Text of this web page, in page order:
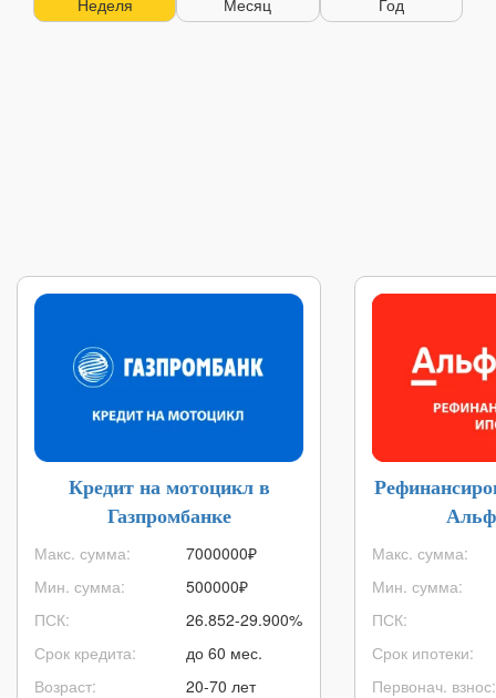
Неделя Месяц Год
Кредит на мотоцикл в
Газпромбанке
Макс. сумма:
Мин. сумма:
ПСК:
Срок кредита:
Возраст:
7000000₽
500000₽
26.852-29.900%
до 60 мес.
20-70 лет
Макс. сумма:
Мин. сумма:
ПСК:
Срок ипотеки:
Первонач. взнос: